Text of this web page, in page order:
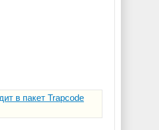
в пакет Trapcode